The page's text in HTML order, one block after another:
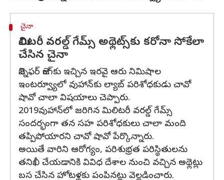
చైనా
మిలిటరీ వరల్డ్ గేమ్స్ అథ్లెట్స్‌కు కరోనా సోకేలా
చేసిన చైనా
జెన్నిఫర్ జెంగ్‌‌కు ఇచ్చిన ఇరవై ఆరు నిమిషాల
ఇంటర్వ్యూలో వుహాన్‌కు ల్యాబ్ పరిశోధకుడు చావో
షావో చాలా విషయాలు చెప్పారు.
2019వుహాన్‌లో జరిగిన మిలిటరీ వరల్డ్ గేమ్స్
సందర్భంగా తన సహ పరిశోధకులు చాలా మంది
తప్పిపోయారని చావో షావో పేర్కొన్నారు.
అయితే వారిని ఆరోగ్యం, పరిశుభ్రత పరిస్థితులను
తనిఖీ చేయడానికి వివిధ దేశాల నుంచి వచ్చిన అథ్లెట్లు
బస చేసిన హోటళ్లకు పంపినట్లు వెల్లడించారు.